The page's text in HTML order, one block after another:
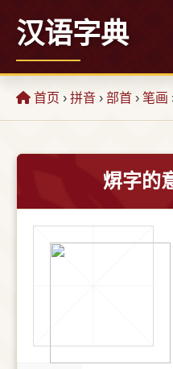
汉语字典
首页 › 拼音 › 部首 › 笔画
焺字的